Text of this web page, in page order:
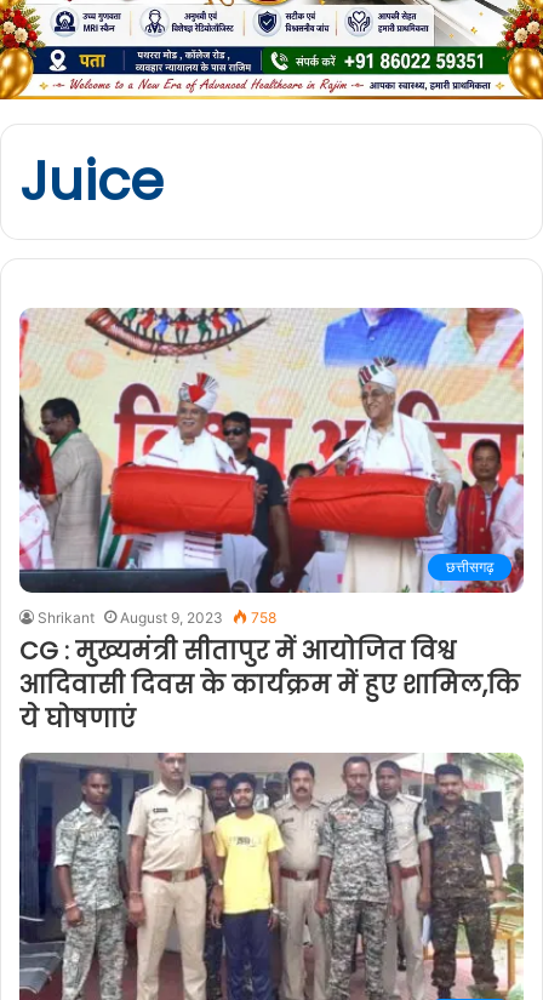
Juice
छत्तीसगढ़
Shrikant August 9, 2023 758
CG : मुख्यमंत्री सीतापुर में आयोजित विश्व
आदिवासी दिवस के कार्यक्रम में हुए शामिल,कि
ये घोषणाएं